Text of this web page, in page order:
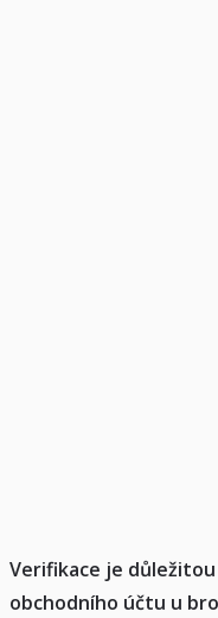
Verifikace je
obchodního účtu u